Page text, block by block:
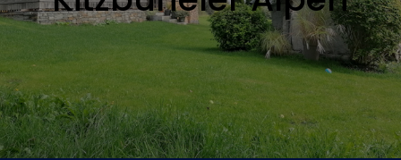
Tickets
Kurier Romy 2026